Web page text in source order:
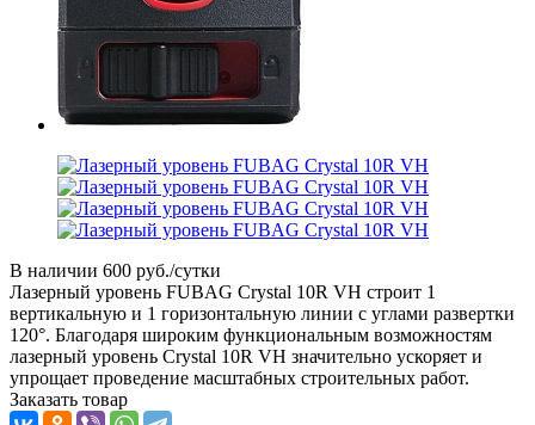
В наличии 600 руб./сутки
Лазерный уровень FUBAG Crystal 10R VH строит 1
вертикальную и 1 горизонтальную линии с углами развертки
120°. Благодаря широким функциональным возможностям
лазерный уровень Crystal 10R VH значительно ускоряет и
упрощает проведение масштабных строительных работ.
Заказать товар